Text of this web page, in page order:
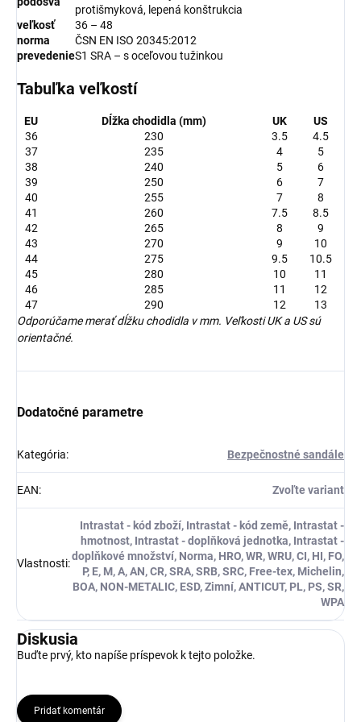
protišmyková, lepená konštrukcia
veľkosť
36 – 48
norma
ČSN EN ISO 20345:2012
prevedenieS1 SRA – s oceľovou tužinkou
Tabuľka veľkostí
EU Dĺžka chodidla (mm) UK
US
36
230 3.5
4.5
37
235 4
5
38
240 5
6
39
250 6
7
40
255 7
8
41
260 7.5
8.5
42
265 8
9
43
270 9
10
44
275 9.5
10.5
45
280 10
11
46
285 11
12
47
290 12
13
Odporúčame merať dĺžku chodidla v mm. Veľkosti UK a US sú
orientačné.
Dodatočné parametre
Kategória: Bezpečnostné sandále
EAN: Zvoľte variant
Vlastnosti:
Intrastat - kód zboží, Intrastat - kód země, Intrastat -
hmotnost, Intrastat - doplňková jednotka, Intrastat -
doplňkové množství, Norma, HRO, WR, WRU, CI, HI, FO,
P, E, M, A, AN, CR, SRA, SRB, SRC, Free-tex, Michelin,
BOA, NON-METALIC, ESD, Zimní, ANTICUT, PL, PS, SR,
WPA
Diskusia
Buďte prvý, kto napíše príspevok k tejto položke.
Pridať komentár